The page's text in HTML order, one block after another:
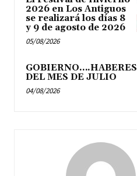
2026 en Los Antiguos
se realizará los días 8
y 9 de agosto de 2026
05/08/2026
GOBIERNO….HABERES
DEL MES DE JULIO
04/08/2026